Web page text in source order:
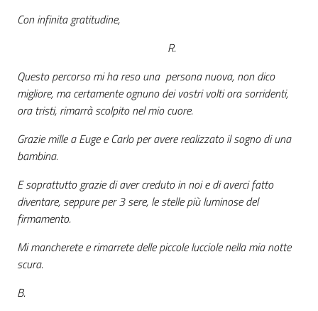
Con infinita gratitudine,
R.
Questo percorso mi ha reso una persona nuova, non dico
migliore, ma certamente ognuno dei vostri volti ora sorridenti,
ora tristi, rimarrà scolpito nel mio cuore.
Grazie mille a Euge e Carlo per avere realizzato il sogno di una
bambina.
E soprattutto grazie di aver creduto in noi e di averci fatto
diventare, seppure per 3 sere, le stelle più luminose del
firmamento.
Mi mancherete e rimarrete delle piccole lucciole nella mia notte
scura.
B.